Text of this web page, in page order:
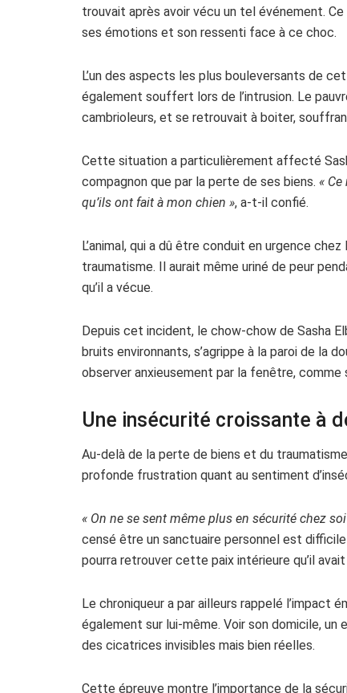
trouvait après avoir vécu un tel événement.
ses émotions et son ressenti face à ce choc.
L’un des aspects les plus bouleversants de
également souffert lors de l’intrusion. Le
cambrioleurs, et se retrouvait à boiter,
Cette situation a particulièrement affecté
compagnon que par la perte de ses biens. « Ce
qu’ils ont fait à mon chien », a-t-il confié.
L’animal, qui a dû être conduit en urgence
traumatisme. Il aurait même uriné de peur
qu’il a vécue.
Depuis cet incident, le chow-chow de Sasha
bruits environnants, s’agrippe à la paroi de la
observer anxieusement par la fenêtre, comme
Une insécurité croissante à
Au-delà de la perte de biens et du
profonde frustration quant au sentiment
« On ne se sent même plus en sécurité chez
censé être un sanctuaire personnel est
pourra retrouver cette paix intérieure qu’il avait
Le chroniqueur a par ailleurs rappelé l’impact
également sur lui-même. Voir son domicile,
des cicatrices invisibles mais bien réelles.
Cette épreuve montre l’importance de la